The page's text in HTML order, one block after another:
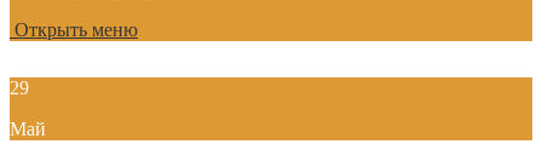
Открыть меню
29
Май